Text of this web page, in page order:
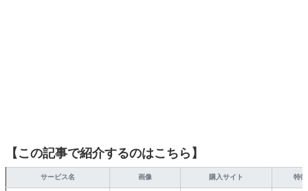
【この記事で紹介するのはこちら】
サービス名 画像 購入サイト 特徴